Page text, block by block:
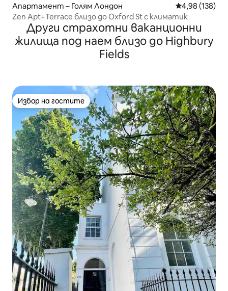
Апартамент – Голям Лондон Средна
4,98 (138)
Zen Apt+Terrace близо до Oxford St с климатик
Други страхотни ваканционни
жилища под наем близо до Highbury
Fields
Избор на гостите
Избор на гостите